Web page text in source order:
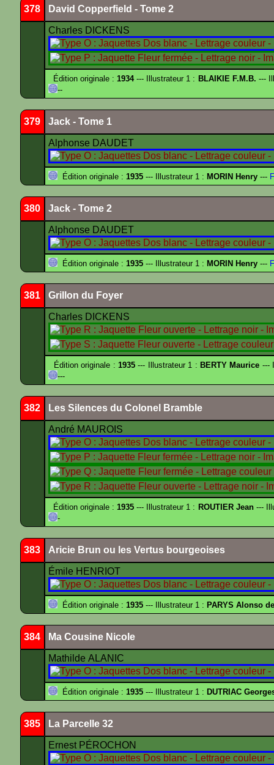
378 David Copperfield - Tome 2
Charles DICKENS
Édition originale :1934--- Illustrateur 1 : BLAIKIE F.M.B. ---
--
379 Jack - Tome 1
Alphonse DAUDET
Édition originale : 1935 --- Illustrateur 1 : MORIN Henry ---
380 Jack - Tome 2
Alphonse DAUDET
Édition originale : 1935 --- Illustrateur 1 : MORIN Henry ---
381 Grillon du Foyer
Charles DICKENS
Édition originale : 1935--- Illustrateur 1 : BERTY Maurice ---
---
382 Les Silences du Colonel Bramble
André MAUROIS
Édition originale :1935 --- Illustrateur 1 : ROUTIER Jean---
-
383 Aricie Brun ou les Vertus bourgeoises
Émile HENRIOT
Édition originale : 1935 --- Illustrateur 1 : PARYS Alonso de
384 Ma Cousine Nicole
Mathilde ALANIC
Édition originale : 1935 --- Illustrateur 1 : DUTRIAC
385 La Parcelle 32
Ernest PÉROCHON